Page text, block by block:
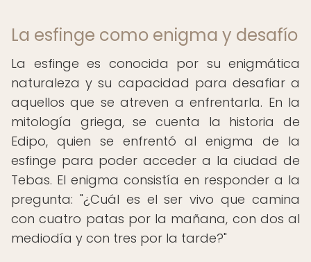
La esfinge como enigma y desafío
La esfinge es conocida por su enigmática
naturaleza y su capacidad para desafiar a
aquellos que se atreven a enfrentarla. En la
mitología griega, se cuenta la historia de
Edipo, quien se enfrentó al enigma de la
esfinge para poder acceder a la ciudad de
Tebas. El enigma consistía en responder a la
pregunta: "¿Cuál es el ser vivo que camina
con cuatro patas por la mañana, con dos al
mediodía y con tres por la tarde?"